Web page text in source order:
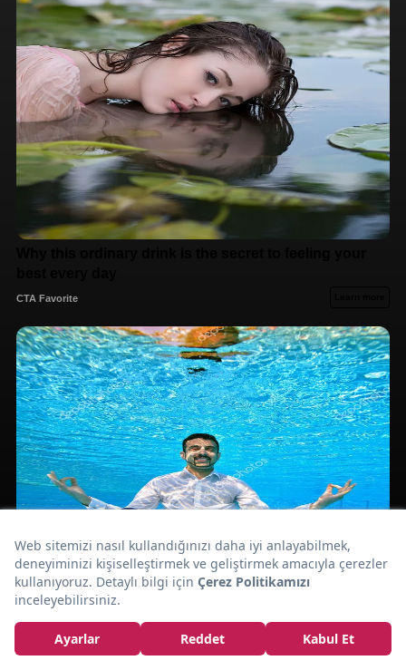
Yer Elmasının
Faydaları Nelerdir,
Yer Elması Neye İyi
Gelir?